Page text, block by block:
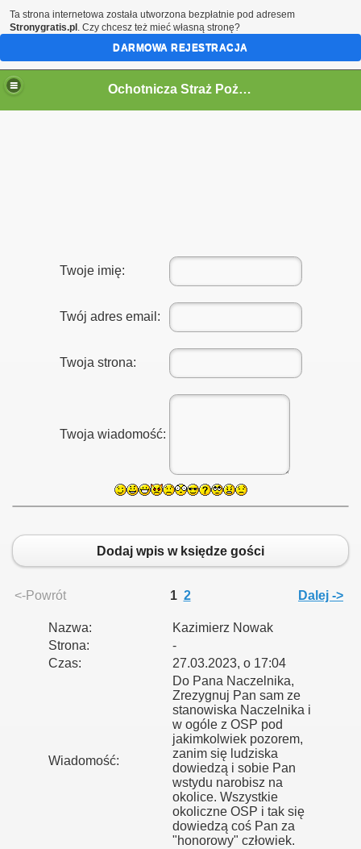
Ochotnicza Straż Pożarna w Kórnicy
Twoje imię:
Twój adres email:
Twoja strona:
Twoja wiadomość:
Dodaj wpis w księdze gości
<-Powrót 1 2 Dalej ->
Nazwa:
Kazimierz Nowak
Strona:
-
Czas:
27.03.2023, o 17:04
Wiadomość:
Do Pana Naczelnika,
Zrezygnuj Pan sam ze
stanowiska Naczelnika i
w ogóle z OSP pod
jakimkolwiek pozorem,
zanim się ludziska
dowiedzą i sobie Pan
wstydu narobisz na
okolice. Wszystkie
okoliczne OSP i tak się
dowiedzą coś Pan za
"honorowy" człowiek.
Ta strona internetowa została utworzona bezpłatnie pod adresem
Stronygratis.pl . Czy chcesz też mieć własną stronę?
DARMOWA REJESTRACJA